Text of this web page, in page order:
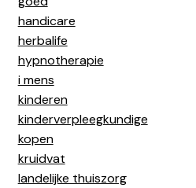
handicare
herbalife
hypnotherapie
i mens
kinderen
kinderverpleegkundige
kopen
kruidvat
landelijke thuiszorg